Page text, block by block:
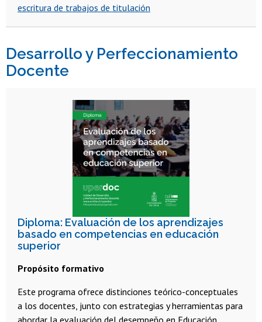
escritura de trabajos de titulación
Desarrollo y Perfeccionamiento
Docente
Diploma: Evaluación de los aprendizajes
basado en competencias en educación
superior
Propósito formativo
Este programa ofrece distinciones teórico-conceptuales
a los docentes, junto con estrategias y herramientas para
abordar la evaluación del desempeño en Educación